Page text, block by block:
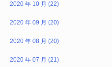
2020 年 10 月 (22)
2020 年 09 月 (20)
2020 年 08 月 (20)
2020 年 07 月 (21)